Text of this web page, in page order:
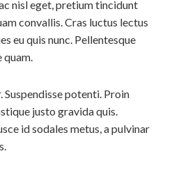
nisl eget, pretium tincidunt
convallis. Cras luctus lectus
eu quis nunc. Pellentesque
quam.
potenti. Proin
justo gravida quis.
id sodales metus, a pulvinar